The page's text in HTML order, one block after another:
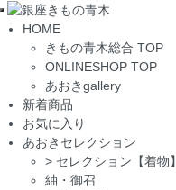
Toggle
navigation
HOME
きもの青木総合 TOP
ONLINESHOP TOP
あおきgallery
新着商品
お気に入り
あおきセレクション
> セレクション【着物】
紬・御召